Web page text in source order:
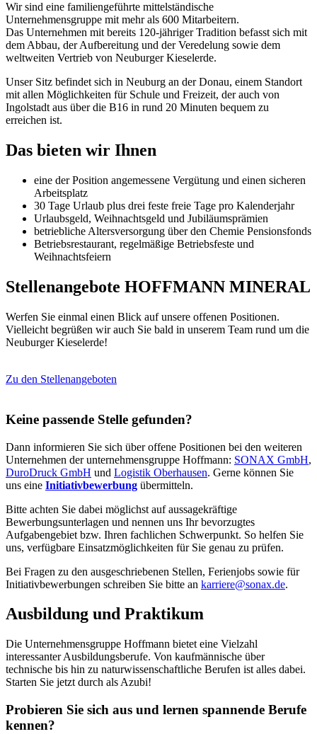
Wir sind eine familiengeführte mittelständische
Unternehmensgruppe mit mehr als 600 Mitarbeitern.
Das Unternehmen mit bereits 120-jähriger Tradition befasst sich mit
dem Abbau, der Aufbereitung und der Veredelung sowie dem
weltweiten Vertrieb von Neuburger Kieselerde.
Unser Sitz befindet sich in Neuburg an der Donau, einem Standort
mit allen Möglichkeiten für Schule und Freizeit, der auch von
Ingolstadt aus über die B16 in rund 20 Minuten bequem zu
erreichen ist.
Das bieten wir Ihnen
eine der Position angemessene Vergütung und einen sicheren
Arbeitsplatz
30 Tage Urlaub plus drei feste freie Tage pro Kalenderjahr
Urlaubsgeld, Weihnachtsgeld und Jubiläumsprämien
betriebliche Altersversorgung über den Chemie Pensionsfonds
Betriebsrestaurant, regelmäßige Betriebsfeste und
Weihnachtsfeiern
Stellenangebote HOFFMANN MINERAL
Werfen Sie einmal einen Blick auf unsere offenen Positionen.
Vielleicht begrüßen wir auch Sie bald in unserem Team rund um die
Neuburger Kieselerde!
Zu den Stellenangeboten
Keine passende Stelle gefunden?
Dann informieren Sie sich über offene Positionen bei den weiteren
Unternehmen der unternehmensgruppe Hoffmann: SONAX GmbH,
DuroDruck GmbH und Logistik Oberhausen. Gerne können Sie
uns eine Initiativbewerbung übermitteln.
Bitte achten Sie dabei möglichst auf aussagekräftige
Bewerbungsunterlagen und nennen uns Ihr bevorzugtes
Aufgabengebiet bzw. Ihren fachlichen Schwerpunkt. So helfen Sie
uns, verfügbare Einsatzmöglichkeiten für Sie genau zu prüfen.
Bei Fragen zu den ausgeschriebenen Stellen, Ferienjobs sowie für
Initiativbewerbungen schreiben Sie bitte an karriere@sonax.de.
Ausbildung und Praktikum
Die Unternehmensgruppe Hoffmann bietet eine Vielzahl
interessanter Ausbildungsberufe. Von kaufmännische über
technische bis hin zu naturwissenschaftliche Berufen ist alles dabei.
Starten Sie jetzt durch als Azubi!
Probieren Sie sich aus und lernen spannende Berufe
kennen?